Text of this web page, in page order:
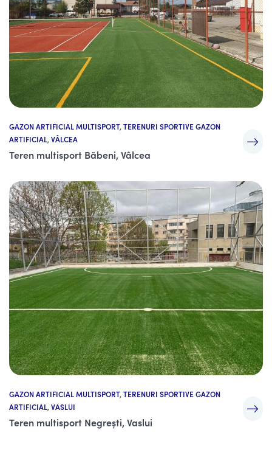
GAZON ARTIFICIAL MULTISPORT,TERENURI SPORTIVE GAZON
ARTIFICIAL,VÂLCEA
Teren multisport Băbeni, Vâlcea
GAZON ARTIFICIAL MULTISPORT,TERENURI SPORTIVE GAZON
ARTIFICIAL,VASLUI
Teren multisport Negrești, Vaslui